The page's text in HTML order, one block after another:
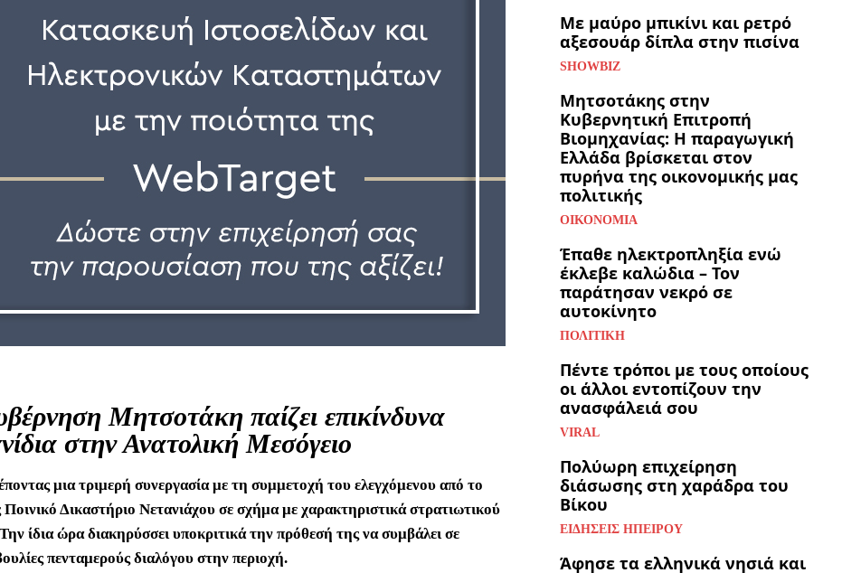
Μητσοτάκη παίζει επικίνδυνα
στην Ανατολική Μεσόγειο
μια τριμερή συνεργασία με τη συμμετοχή του ελεγχόμενου από το
Ποινικό Δικαστήριο Νετανιάχου σε σχήμα με χαρακτηριστικά στρατιωτικού
ίδια ώρα διακηρύσσει υποκριτικά την πρόθεσή της να συμβάλει σε
πενταμερούς διαλόγου στην περιοχή.
Με μαύρο μπικίνι και ρετρό
αξεσουάρ δίπλα στην πισίνα
SHOWBIZ
Μητσοτάκης στην
Κυβερνητική Επιτροπή
Βιομηχανίας: Η παραγωγική
Ελλάδα βρίσκεται στον
πυρήνα της οικονομικής μας
πολιτικής
ΟΙΚΟΝΟΜΊΑ
Έπαθε ηλεκτροπληξία ενώ
έκλεβε καλώδια – Τον
παράτησαν νεκρό σε
αυτοκίνητο
ΠΟΛΙΤΙΚΉ
Πέντε τρόποι με τους οποίους
οι άλλοι εντοπίζουν την
ανασφάλειά σου
VIRAL
Πολύωρη επιχείρηση
διάσωσης στη χαράδρα του
Βίκου
ΕΙΔΉΣΕΙΣ ΗΠΕΊΡΟΥ
Άφησε τα ελληνικά νησιά και